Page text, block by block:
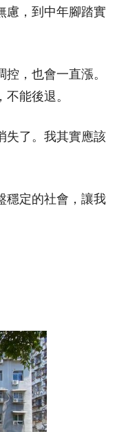
慮，到中年腳踏實
，也會一直漲。
能後退。
失了。我其實應該
穩定的社會，讓我